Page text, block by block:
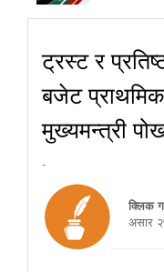
ट्रस्ट र
बजेट
मुख्यमन्त्री
-
क्लिक
असार